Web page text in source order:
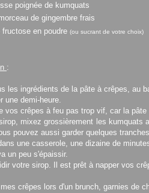
poignée de kumquats
de gingembre frais
fructose en poudre (ou sucrant de votre choix)
:
les ingrédients de la pâte à crêpes, au
une demi-heure.
vos crêpes à feu pas trop vif, car la pâte
mixez grossièrement les kumquats
pouvez aussi garder quelques
une casserole, une dizaine de
un peu s'épaissir.
votre sirop. Il est prêt à napper vos
crêpes lors d'un brunch, garnies de